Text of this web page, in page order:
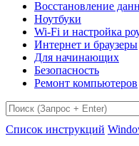
Восстановление
Ноутбуки
Wi-Fi и настройка
Интернет и браузеры
Для начинающих
Безопасность
Ремонт компьютеров
Список инструкций